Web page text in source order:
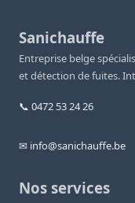
Sanichauffe
Entreprise belge
et détection de fuites.
📞 0472 53 24 26
✉ info@sanichauffe.be
Nos services